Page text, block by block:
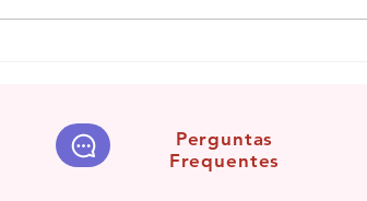
Perguntas
Frequentes